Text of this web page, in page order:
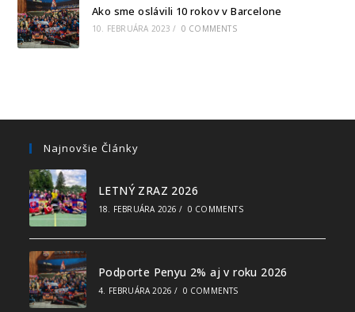
Ako sme oslávili 10 rokov v Barcelone
10. FEBRUÁRA 2023 / 0 COMMENTS
Najnovšie Články
LETNÝ ZRAZ 2026
18. FEBRUÁRA 2026 / 0 COMMENTS
Podporte Penyu 2% aj v roku 2026
4. FEBRUÁRA 2026 / 0 COMMENTS